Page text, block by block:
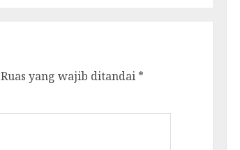
Ruas yang wajib ditandai *